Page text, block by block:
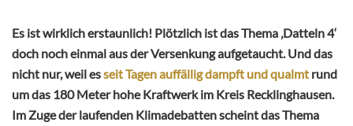
Es ist wirklich erstaunlich! Plötzlich ist das Thema ‚Datteln 4‘
doch noch einmal aus der Versenkung aufgetaucht. Und das
nicht nur, weil esseit Tagen auffällig dampft und qualmt rund
um das 180 Meter hohe Kraftwerk im Kreis Recklinghausen.
Im Zuge der laufenden Klimadebatten scheint das Thema